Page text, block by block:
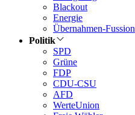
Blackout
Energie
Übernahmen-Fussion
Politik
SPD
Grüne
FDP
CDU-CSU
AFD
WerteUnion